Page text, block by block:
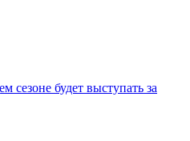
будет выступать за